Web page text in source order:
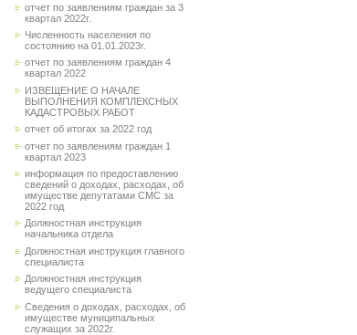
отчет по заявлениям граждан за 3
квартал 2022г.
Численность населения по
состоянию на 01.01.2023г.
отчет по заявлениям граждан 4
квартал 2022
ИЗВЕЩЕНИЕ О НАЧАЛЕ
ВЫПОЛНЕНИЯ КОМПЛЕКСНЫХ
КАДАСТРОВЫХ РАБОТ
отчет об итогах за 2022 год
отчет по заявлениям граждан 1
квартал 2023
информация по предоставлению
сведений о доходах, расходах, об
имуществе депутатами СМС за
2022 год
Должностная инструкция
начальника отдела
Должностная инструкция главного
специалиста
Должностная инструкция
ведущего специалиста
Сведения о доходах, расходах, об
имуществе муниципальных
служащих за 2022г.